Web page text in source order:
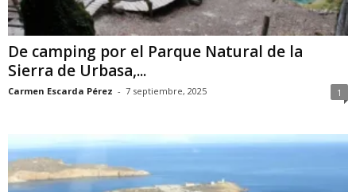
De camping por el Parque Natural de la
Sierra de Urbasa,...
Carmen Escarda Pérez - 7 septiembre, 2025 1